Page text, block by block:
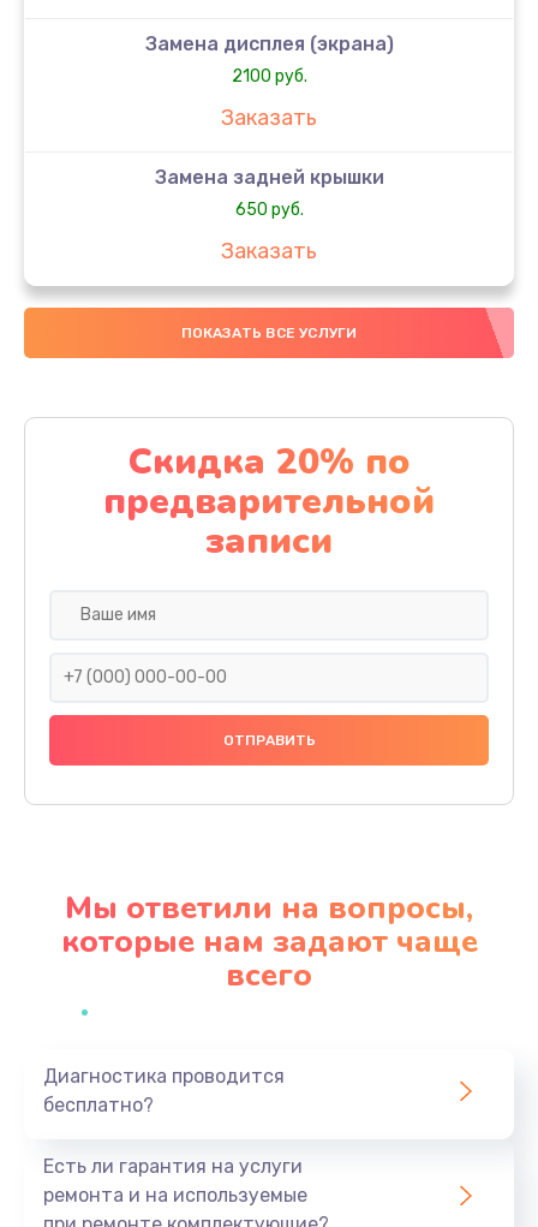
Замена дисплея (экрана)
2100 руб.
Заказать
Замена задней крышки
650 руб.
Заказать
Замена аккумулятора
4000 руб.
Замена материнской платы
1100 руб.
Заказать
Замена праймера
1000 руб.
Заказать
Профилактическая чистка
Заказать
ПОКАЗАТЬ ВСЕ УСЛУГИ
Скидка 20% по
предварительной
записи
Мы ответили на вопросы,
которые нам задают чаще
всего
Диагностика проводится
бесплатно?
Есть ли гарантия на услуги
ремонта и на используемые